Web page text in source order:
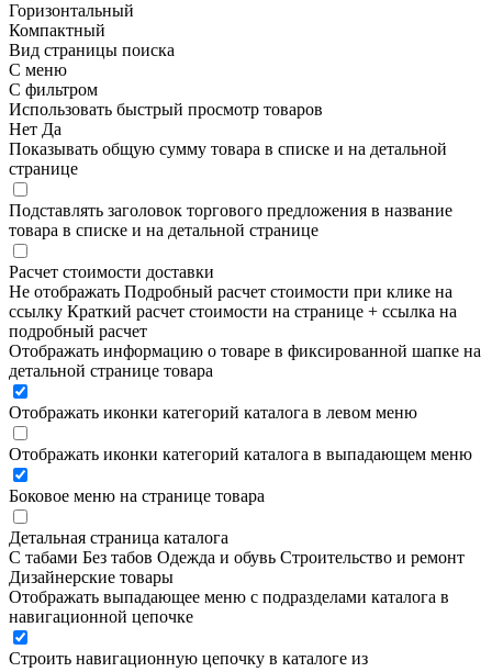
Горизонтальный
Компактный
Вид страницы поиска
С меню
С фильтром
Использовать быстрый просмотр товаров
Нет Да
Показывать общую сумму товара в списке и на детальной
странице
Подставлять заголовок торгового предложения в название
товара в списке и на детальной странице
Расчет стоимости доставки
Не отображать Подробный расчет стоимости при клике на
ссылку Краткий расчет стоимости на странице + ссылка на
подробный расчет
Отображать информацию о товаре в фиксированной шапке на
детальной странице товара
Отображать иконки категорий каталога в левом меню
Отображать иконки категорий каталога в выпадающем меню
Боковое меню на странице товара
Детальная страница каталога
С табами Без табов Одежда и обувь Строительство и ремонт
Дизайнерские товары
Отображать выпадающее меню с подразделами каталога в
навигационной цепочке
Строить навигационную цепочку в каталоге из